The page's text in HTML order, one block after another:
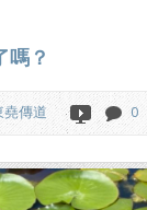
嗎？
堯傳道 0